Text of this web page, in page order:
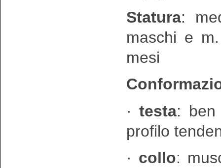
Statura:
maschi e
mesi
·testa: ben
profilo
· collo: